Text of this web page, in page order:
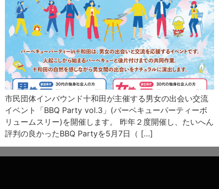
市民団体インバウンド十和田が主催する男女の出会い交流
イベント「BBQ Party vol.3」(バーベキューパーティーボ
リュームスリー)を開催します。 昨年２度開催し、たいへん
評判の良かったBBQ Partyを5月7日（ […]